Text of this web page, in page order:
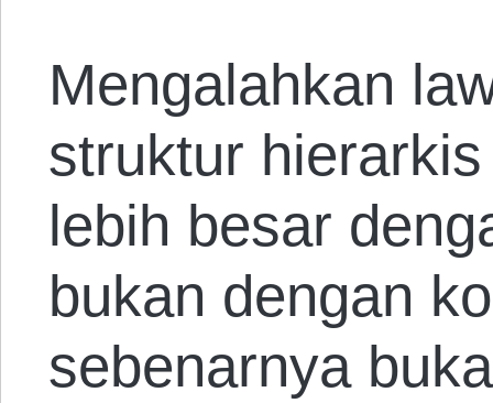
Mengalahkan
struktur
lebih besar
bukan dengan
sebenarnya